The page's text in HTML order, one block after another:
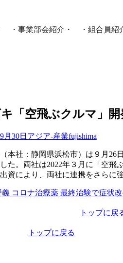
・ 事業部会紹介 ・ ・ 組合員紹
ン 「空飛ぶクルマ」
月30日 アジア-産業fujishima
本社：静岡県浜松市）は９月26
た。両社は2022年３月に「空飛
資により、両社に連携をさらに
義 コロナ治療薬 最終治験で症状
トップに戻
トップに戻る